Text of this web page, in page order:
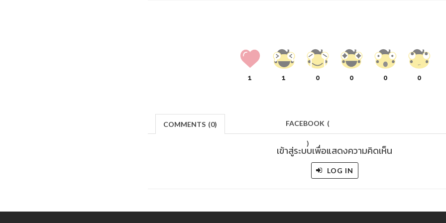
1 1 0 0 0 0
COMMENTS (0) FACEBOOK (
)
เข้าสู่ระบบเพื่อแสดงความคิดเห็น
LOG IN